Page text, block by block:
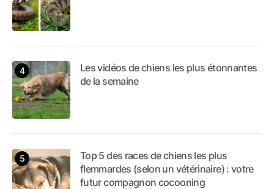
Les vidéos de chiens les plus étonnantes
de la semaine
Top 5 des races de chiens les plus
flemmardes (selon un vétérinaire) : votre
futur compagnon cocooning